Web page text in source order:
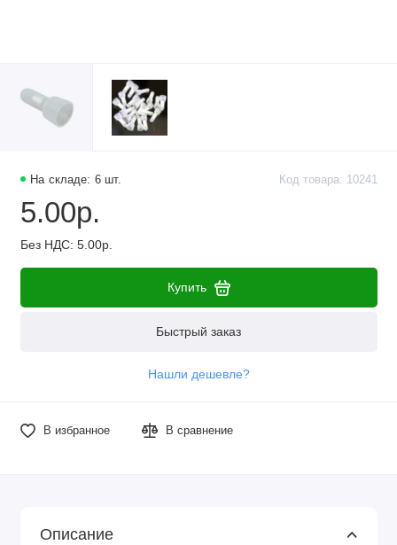
Резисторы
Стабилизаторы питания
Транзисторы
На складе: 6 шт. Код товара: 10241
5.00р.
Без НДС: 5.00р.
Купить
Быстрый заказ
Нашли дешевле?
В избранное В сравнение
Описание